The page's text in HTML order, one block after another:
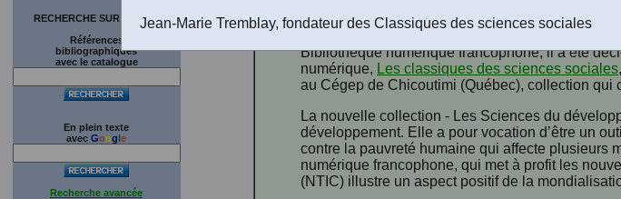
RECHERCHE SUR LE SITE
Références
bibliographiques
avec le catalogue
En plein texte
avec Google
Recherche avancée
“À l’occasion du 73e Congrès de l’Association
Bibliothèque numérique francophone, il a été
numérique, Les classiques des sciences sociales
au Cégep de Chicoutimi (Québec), collection qui
La nouvelle collection - Les Sciences du
développement. Elle a pour vocation d’être un
contre la pauvreté humaine qui affecte plusieurs
numérique francophone, qui met à profit les
(NTIC) illustre un aspect positif de la
Jean-Marie Tremblay, fondateur des Classiques des sciences sociales